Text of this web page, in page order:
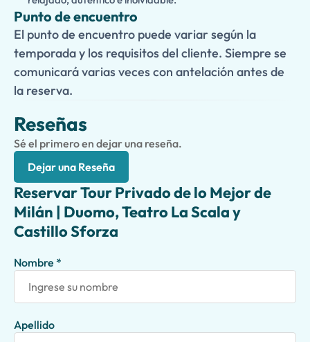
Punto de encuentro
El punto de encuentro puede variar según la
temporada y los requisitos del cliente. Siempre se
comunicará varias veces con antelación antes de
la reserva.
Reseñas
Sé el primero en dejar una reseña.
Dejar una Reseña
Reservar Tour Privado de lo Mejor de
Milán | Duomo, Teatro La Scala y
Castillo Sforza
Nombre *
Apellido